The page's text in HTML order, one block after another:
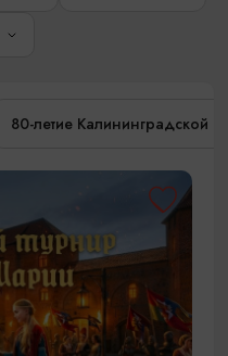
80-летие Калининградской